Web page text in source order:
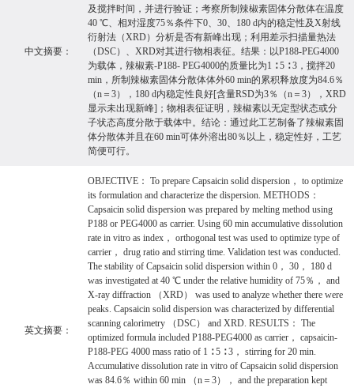
中文摘要：
及搅拌时间，并进行验证；考察所制辣椒素固体分散体在温度
40 ℃、相对湿度75％条件下0、30、180 d内的稳定性及X射线
衍射法（XRD）分析是否有新峰出现；利用差示扫描量热法
（DSC）、XRD对其进行物相表征。结果：以P188-PEG4000
为载体，辣椒素-P188- PEG4000的质量比为1 ∶ 5 ∶ 3，搅拌20
min，所制辣椒素固体分散体体外60 min的累积释放度为84.6％
（n＝3），180 d内稳定性良好[含量RSD为3％（n＝3），XRD
显示未出现新峰]；物相表征证明，辣椒素以无定型状态或分
子状态高度分散于载体中。结论：通过此工艺制备了辣椒素固
体分散体并且在60 min可体外溶出80％以上，稳定性好，工艺
简便可行。
英文摘要：
OBJECTIVE： To prepare Capsaicin solid dispersion， to optimize
its formulation and characterize the dispersion. METHODS：
Capsaicin solid dispersion was prepared by melting method using
P188 or PEG4000 as carrier. Using 60 min accumulative dissolution
rate in vitro as index， orthogonal test was used to optimize type of
carrier， drug ratio and stirring time. Validation test was conducted.
The stability of Capsaicin solid dispersion within 0， 30， 180 d
was investigated at 40 ℃ under the relative humidity of 75％， and
X-ray diffraction （XRD） was used to analyze whether there were
peaks. Capsaicin solid dispersion was characterized by differential
scanning calorimetry （DSC） and XRD. RESULTS： The
optimized formula included P188-PEG4000 as carrier， capsaicin-
P188-PEG 4000 mass ratio of 1 ∶ 5 ∶ 3， stirring for 20 min.
Accumulative dissolution rate in vitro of Capsaicin solid dispersion
was 84.6％ within 60 min （n＝3）， and the preparation kept